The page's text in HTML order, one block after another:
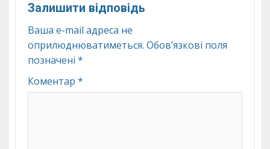
Залишити відповідь
Ваша e-mail адреса не
оприлюднюватиметься. Обов’язкові поля
позначені *
Коментар *